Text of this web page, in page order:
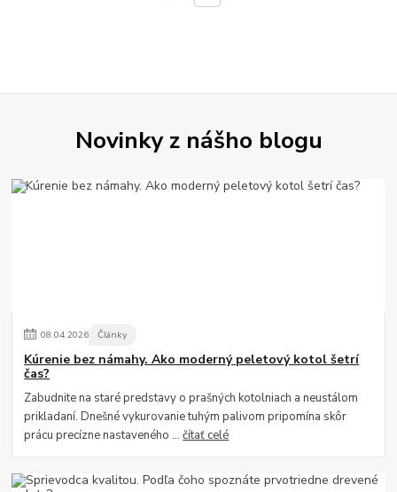
Novinky z nášho blogu
08.04.2026 Články
Kúrenie bez námahy. Ako moderný peletový kotol šetrí
čas?
Zabudnite na staré predstavy o prašných kotolniach a neustálom
prikladaní. Dnešné vykurovanie tuhým palivom pripomína skôr
prácu precízne nastaveného ...čítať celé